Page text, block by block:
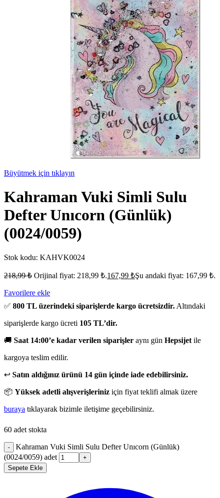
Büyütmek için tıklayın
Kahraman Vuki Simli Sulu
Defter Unıcorn (Günlük)
(0024/0059)
Stok kodu: KAHVK0024
218,99₺ Orijinal fiyat: 218,99 ₺.167,99 ₺Şu andaki fiyat: 167,99 ₺.
Favorilere ekle
✅ 800 TL üzerindeki siparişlerde kargo ücretsizdir. Altındaki
siparişlerde kargo ücreti 105 TL’dir.
🚚 Saat 14:00’e kadar verilen siparişler aynı gün Hepsijet ile
kargoya teslim edilir.
↩️ Satın aldığınız ürünü 14 gün içinde iade edebilirsiniz.
📦 Yüksek adetli alışverişleriniz için fiyat teklifi almak üzere
buraya tıklayarak bizimle iletişime geçebilirsiniz.
60 adet stokta
-
Kahraman Vuki Simli Sulu Defter Unıcorn (Günlük)
(0024/0059) adet
+
Sepete Ekle